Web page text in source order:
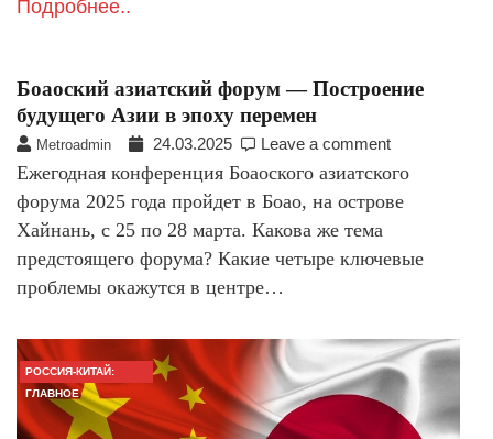
Подробнее..
Боаоский азиатский форум — Построение
будущего Азии в эпоху перемен
Metroadmin 24.03.2025 Leave a comment
Ежегодная конференция Боаоского азиатского
форума 2025 года пройдет в Боао, на острове
Хайнань, с 25 по 28 марта. Какова же тема
предстоящего форума? Какие четыре ключевые
проблемы окажутся в центре…
РОССИЯ-КИТАЙ:
ГЛАВНОЕ